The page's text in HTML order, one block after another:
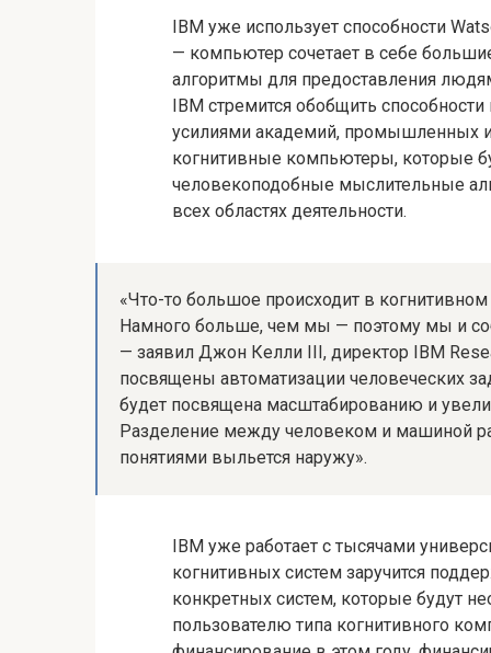
IBM уже использует способности
— компьютер сочетает в себе
алгоритмы для предоставления
IBM стремится обобщить
усилиями академий, промышленных и
когнитивные компьютеры, которые
человекоподобные мыслительные
всех областях деятельности.
«Что-то большое происходит в
Намного больше, чем мы — поэтому мы и
— заявил Джон Келли III, директор IBM
посвящены автоматизации человеческих
будет посвящена масштабированию и
Разделение между человеком и машиной
понятиями выльется наружу».
IBM уже работает с тысячами
когнитивных систем заручится
конкретных систем, которые будут
пользователю типа когнитивного